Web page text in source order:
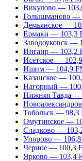
Викулово —
Голышманово —
Демьянское —
Ермаки — 103,3
Заводоуковск —
Ингаир — 103,2
Исетское —
Ишим — 104,9
Казанское —
Нагорный —
Нижняя Тавда —
Тобольск — 98,3
Омутинское —
Сладково —
Упорово —
Черное — 100,3
Ярково — 103,4